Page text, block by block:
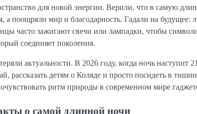
для новой энергии. Верили, что в самую
а поощряли мир и благодарность. Гадали на будущее:
часто зажигают свечи или лампадки, чтобы
соединяет поколения.
актуальности. В 2026 году, когда ночь наступит
рассказать детям о Коляде и просто посидеть в
ритм природы в современном мире
о самой длинной ночи